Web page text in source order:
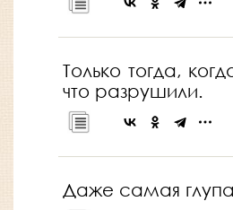
Только тогда,
что разрушили.
Даже самая